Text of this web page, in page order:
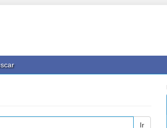
Ir